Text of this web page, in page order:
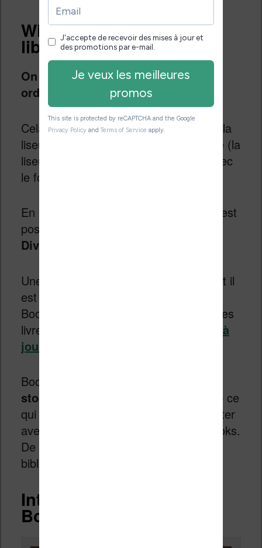
Wifi, USB, stockage et
librairie
On peut brancher sa liseuse à son
ordinateur avec le câble USB
Cela permet de copier des ebooks sur la
liseuse ou d’utiliser Calibre pour le faire (la
liseuse est parfaitement compatible avec
le format EPUB).
En parallèle à ce type de connexion, il est
possible d’
Diva avec une connexion Wifi
Une fois la liseuse connectée à Internet il
est possible d’accéder à la librairie
Bookeen pour télécharger et acheter des
livres. Cela permettra aussi de
mettre à
jour la liseuse Bookeen
Bookeen propose
stockage très généreuse avec 16 Go
ce
qui devrait vous permettre de transporter
avec vous entre 10 000 et 15 000 ebooks.
De quoi vous constituer une belle
bibliothèque de livres numériques.
Interface de la liseuse
Bookeen Diva